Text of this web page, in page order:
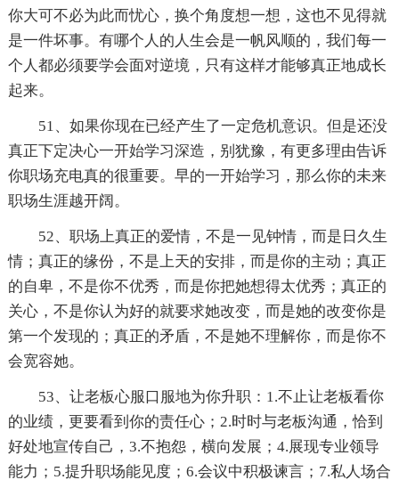
你大可不必为此而忧心，换个角度想一想，这也不见得就
是一件坏事。有哪个人的人生会是一帆风顺的，我们每一
个人都必须要学会面对逆境，只有这样才能够真正地成长
起来。
51、如果你现在已经产生了一定危机意识。但是还没
真正下定决心一开始学习深造，别犹豫，有更多理由告诉
你职场充电真的很重要。早的一开始学习，那么你的未来
职场生涯越开阔。
52、职场上真正的爱情，不是一见钟情，而是日久生
情；真正的缘份，不是上天的安排，而是你的主动；真正
的自卑，不是你不优秀，而是你把她想得太优秀；真正的
关心，不是你认为好的就要求她改变，而是她的改变你是
第一个发现的；真正的矛盾，不是她不理解你，而是你不
会宽容她。
53、让老板心服口服地为你升职：1.不止让老板看你
的业绩，更要看到你的责任心；2.时时与老板沟通，恰到
好处地宣传自己，3.不抱怨，横向发展；4.展现专业领导
能力；5.提升职场能见度；6.会议中积极谏言；7.私人场合